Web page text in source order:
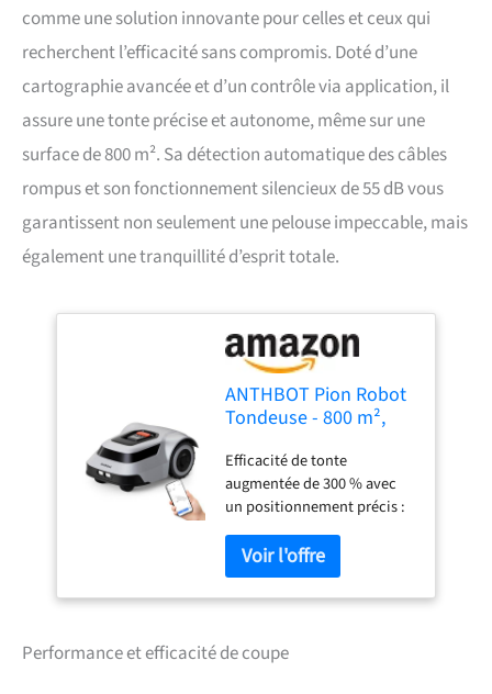
comme une solution innovante pour celles et ceux qui
recherchent l’efficacité sans compromis. Doté d’une
cartographie avancée et d’un contrôle via application, il
assure une tonte précise et autonome, même sur une
surface de 800 m². Sa détection automatique des câbles
rompus et son fonctionnement silencieux de 55 dB vous
garantissent non seulement une pelouse impeccable, mais
également une tranquillité d’esprit totale.
ANTHBOT Pion Robot
Tondeuse - 800 m²,
Délimitation,
Détection
Automatique des
Rompus, Cartographie
Avancée, Contrôle Via
Application, Efficacité
de Coupe 300%,
Efficacité de tonte
augmentée de 300 % avec
un positionnement précis :
grâce à la technologie de
positionnement global
CABLE-TOF et aux signaux
d'onde sinusoïdale codés
ANTHBOT offre une
transmission de signal
Performance et efficacité de coupe